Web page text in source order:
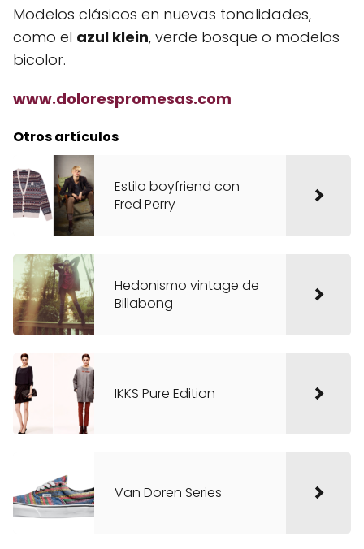
Modelos clásicos en nuevas tonalidades,
como el azul klein, verde bosque o modelos
bicolor.
www.dolorespromesas.com
Otros artículos
Estilo boyfriend con
Fred Perry
Hedonismo vintage de
Billabong
IKKS Pure Edition
Van Doren Series